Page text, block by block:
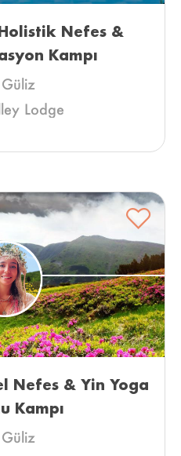
Nefes &
Kampı
Lodge
Nefes & Yin Yoga
Kampı